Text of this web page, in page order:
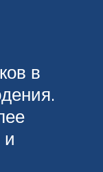
в